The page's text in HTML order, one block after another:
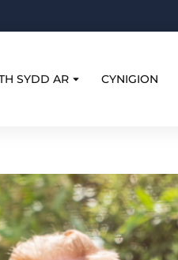
SYDD AR CYNIGION